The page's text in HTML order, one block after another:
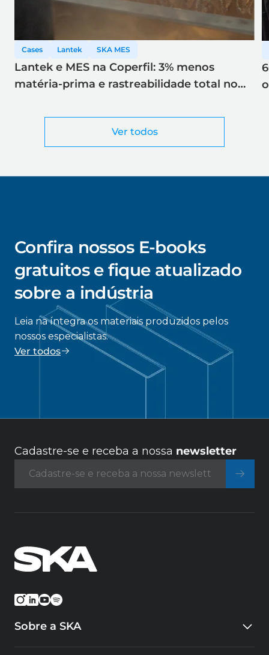
Ver todos
Cases Lantek SKA MES
Lantek e MES na Coperfil: 3% menos
matéria-prima e rastreabilidade total no
Confira nossos E-books
gratuitos e fique atualizado
sobre a indústria
Leia na íntegra os materiais produzidos pelos
nossos especialistas.
Ver todos
Cadastre-se e receba a nossa newsletter
Sobre a SKA